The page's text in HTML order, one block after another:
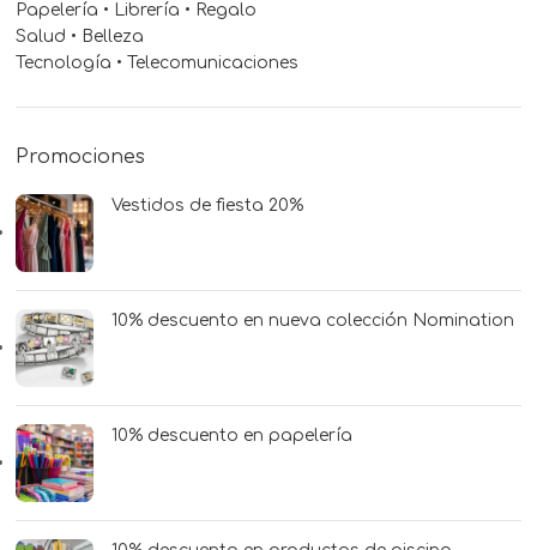
Papelería • Librería • Regalo
Salud • Belleza
Tecnología • Telecomunicaciones
Promociones
Vestidos de fiesta 20%
10% descuento en nueva colección Nomination
10% descuento en papelería